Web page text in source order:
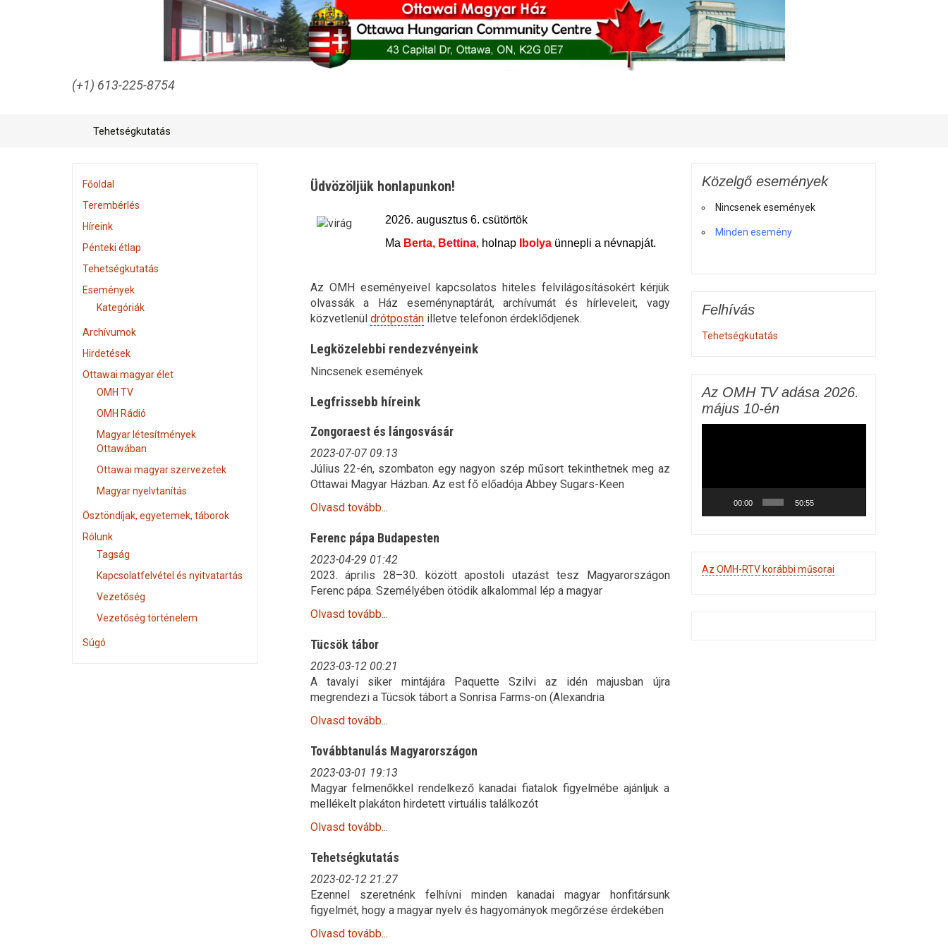
(+1) 613-225-8754
Tehetségkutatás
Főoldal
Terembérlés
Híreink
Pénteki étlap
Tehetségkutatás
Események
Kategóriák
Archívumok
Hirdetések
Ottawai magyar élet
OMH TV
OMH Rádió
Magyar létesítmények
Ottawában
Ottawai magyar szervezetek
Magyar nyelvtanítás
Ösztöndíjak, egyetemek, táborok
Rólunk
Tagság
Kapcsolatfelvétel és nyitvatartás
Vezetőség
Vezetőség történelem
Súgó
Üdvözöljük honlapunkon!
2026. augusztus 6. csütörtök
Ma Berta, Bettina, holnap Ibolyaünnepli a névnapját.
Az OMH eseményeivel kapcsolatos hiteles felvilágosításokért kérjük
olvassák a Ház eseménynaptárát, archívumát és hírleveleit, vagy
közvetlenül drótpostánilletve telefonon érdeklődjenek.
Legközelebbi rendezvényeink
Nincsenek események
Legfrissebb híreink
Zongoraest és lángosvásár
2023-07-07 09:13
Július 22-én, szombaton egy nagyon szép műsort tekinthetnek meg az
Ottawai Magyar Házban. Az est fő előadója Abbey Sugars-Keen
Olvasd tovább...
Ferenc pápa Budapesten
2023-04-29 01:42
2023. április 28–30. között apostoli utazást tesz Magyarországon
Ferenc pápa. Személyében ötödik alkalommal lép a magyar
Olvasd tovább...
Tücsök tábor
2023-03-12 00:21
A tavalyi siker mintájára Paquette Szilvi az idén majusban újra
megrendezi a Tücsök tábort a Sonrisa Farms-on (Alexandria
Olvasd tovább...
Továbbtanulás Magyarországon
2023-03-01 19:13
Magyar felmenőkkel rendelkező kanadai fiatalok figyelmébe ajánljuk a
mellékelt plakáton hirdetett virtuális találkozót
Olvasd tovább...
Tehetségkutatás
2023-02-12 21:27
Ezennel szeretnénk felhívni minden kanadai magyar honfitársunk
figyelmét, hogy a magyar nyelv és hagyományok megőrzése érdekében
Olvasd tovább...
Közelgő események
Nincsenek események
Minden esemény
Felhívás
Tehetségkutatás
Az OMH TV adása 2026.
május 10-én
00:00 50:55
Az OMH-RTV korábbi műsorai